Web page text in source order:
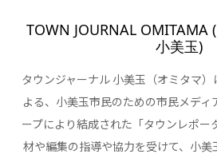
TOWN JOURNAL OMITAMA
小美玉)
タウンジャーナル 小美玉（オミタマ
よる、小美玉市民のための市民メディ
ープにより結成された「タウンレポー
材や編集の指導や協力を受けて、小